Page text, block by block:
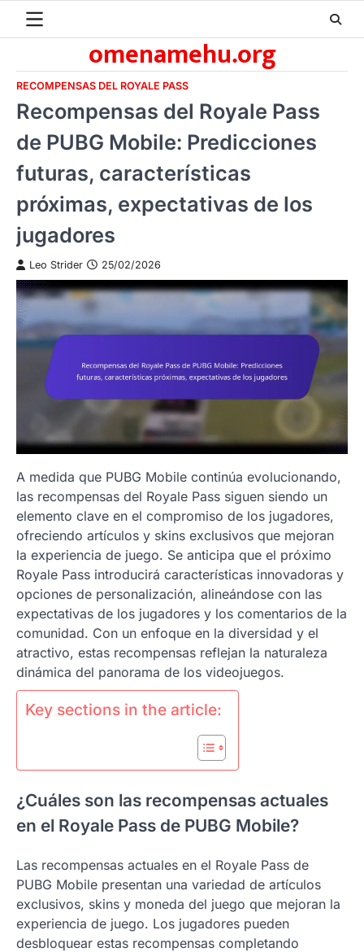
omenamehu.org
RECOMPENSAS DEL ROYALE PASS
Recompensas del Royale Pass
de PUBG Mobile: Predicciones
futuras, características
próximas, expectativas de los
jugadores
Leo Strider 25/02/2026
A medida que PUBG Mobile continúa evolucionando,
las recompensas del Royale Pass siguen siendo un
elemento clave en el compromiso de los jugadores,
ofreciendo artículos y skins exclusivos que mejoran
la experiencia de juego. Se anticipa que el próximo
Royale Pass introducirá características innovadoras y
opciones de personalización, alineándose con las
expectativas de los jugadores y los comentarios de la
comunidad. Con un enfoque en la diversidad y el
atractivo, estas recompensas reflejan la naturaleza
dinámica del panorama de los videojuegos.
Key sections in the article:
¿Cuáles son las recompensas actuales
en el Royale Pass de PUBG Mobile?
Las recompensas actuales en el Royale Pass de
PUBG Mobile presentan una variedad de artículos
exclusivos, skins y moneda del juego que mejoran la
experiencia de juego. Los jugadores pueden
desbloquear estas recompensas completando